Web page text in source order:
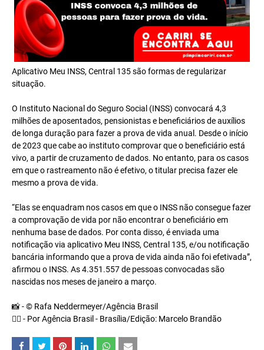
Aplicativo Meu INSS, Central 135 são formas de regularizar
situação.
O Instituto Nacional do Seguro Social (INSS) convocará 4,3
milhões de aposentados, pensionistas e beneficiários de auxílios
de longa duração para fazer a prova de vida anual. Desde o início
de 2023 que cabe ao instituto comprovar que o beneficiário está
vivo, a partir de cruzamento de dados. No entanto, para os casos
em que o rastreamento não é efetivo, o titular precisa fazer ele
mesmo a prova de vida.
“Elas se enquadram nos casos em que o INSS não consegue fazer
a comprovação de vida por não encontrar o beneficiário em
nenhuma base de dados. Por conta disso, é enviada uma
notificação via aplicativo Meu INSS, Central 135, e/ou notificação
bancária informando que a prova de vida ainda não foi efetivada”,
afirmou o INSS. As 4.351.557 de pessoas convocadas são
nascidas nos meses de janeiro a março.
📸 - © Rafa Neddermeyer/Agência Brasil
✍🏼 - Por Agência Brasil - Brasília/Edição: Marcelo Brandão